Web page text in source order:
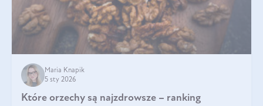
Maria Knapik
5 sty 2026
Które orzechy są najzdrowsze – ranking